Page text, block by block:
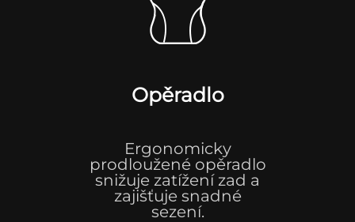
Opěradlo
Ergonomicky
prodloužené opěradlo
snižuje zatížení zad a
zajišťuje snadné
sezení.